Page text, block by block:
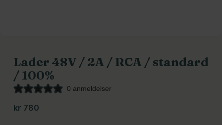
Lader 48V / 2A / RCA / standard
/ 100%
0 anmeldelser
kr 780